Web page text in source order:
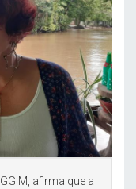
afirma que a